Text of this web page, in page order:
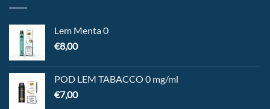
Lem Menta 0
€8,00
POD LEM TABACCO 0 mg/ml
€7,00